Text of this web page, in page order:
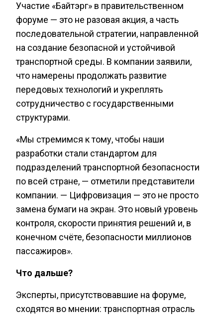
Участие «Байтэрг» в правительственном
форуме — это не разовая акция, а часть
последовательной стратегии, направленной
на создание безопасной и устойчивой
транспортной среды. В компании заявили,
что намерены продолжать развитие
передовых технологий и укреплять
сотрудничество с государственными
структурами.
«Мы стремимся к тому, чтобы наши
разработки стали стандартом для
подразделений транспортной безопасности
по всей стране, — отметили представители
компании. — Цифровизация — это не просто
замена бумаги на экран. Это новый уровень
контроля, скорости принятия решений и, в
конечном счёте, безопасности миллионов
пассажиров».
Что дальше?
Эксперты, присутствовавшие на форуме,
сходятся во мнении: транспортная отрасль